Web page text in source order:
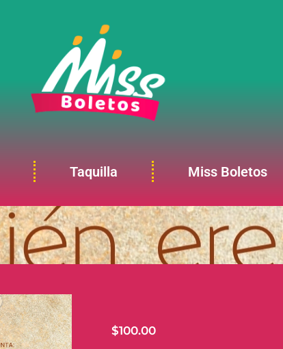
Taquilla Miss Boletos
$100.00